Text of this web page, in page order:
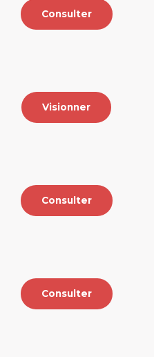
Consulter
Visionner
Consulter
Consulter